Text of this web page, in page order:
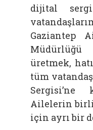
dijital sergi
Gaziantep
üretmek,
tüm
Sergisi’ne
Ailelerin
için ayrı bir